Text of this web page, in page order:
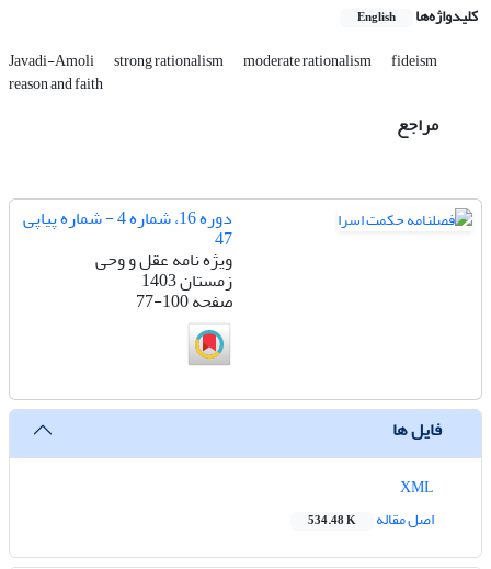
کلیدواژه‌ها English
Javadi-Amoli strong rationalism moderate rationalism fideism
reason and faith
مراجع
دوره 16، شماره 4 - شماره پیاپی
47
ویژه نامه عقل و وحی
زمستان 1403
صفحه77-100
فایل ها
اصل مقاله
534.48 K